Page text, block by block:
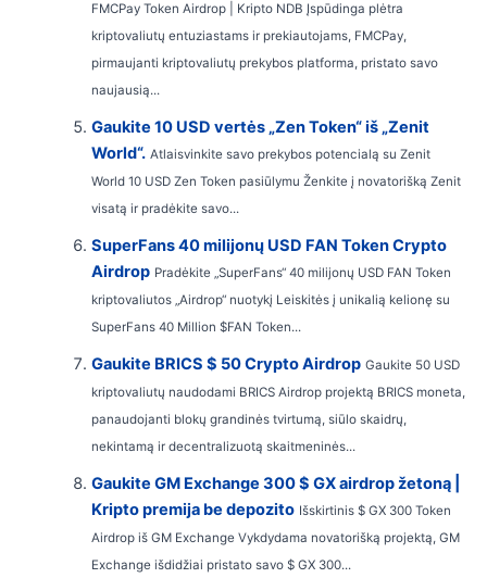
FMCPay Token Airdrop | Kripto NDB Įspūdinga plėtra
kriptovaliutų entuziastams ir prekiautojams, FMCPay,
pirmaujanti kriptovaliutų prekybos platforma, pristato savo
naujausią...
Gaukite 10 USD vertės „Zen Token“ iš „Zenit
World“. Atlaisvinkite savo prekybos potencialą su Zenit
World 10 USD Zen Token pasiūlymu Ženkite į novatorišką Zenit
visatą ir pradėkite savo...
SuperFans 40 milijonų USD FAN Token Crypto
Airdrop Pradėkite „SuperFans“ 40 milijonų USD FAN Token
kriptovaliutos „Airdrop“ nuotykį Leiskitės į unikalią kelionę su
SuperFans 40 Million $FAN Token...
Gaukite BRICS $ 50 Crypto Airdrop Gaukite 50 USD
kriptovaliutų naudodami BRICS Airdrop projektą BRICS moneta,
panaudojanti blokų grandinės tvirtumą, siūlo skaidrų,
nekintamą ir decentralizuotą skaitmeninės...
Gaukite GM Exchange 300 $ GX airdrop žetoną |
Kripto premija be depozito Išskirtinis $ GX 300 Token
Airdrop iš GM Exchange Vykdydama novatorišką projektą, GM
Exchange išdidžiai pristato savo $ GX 300...